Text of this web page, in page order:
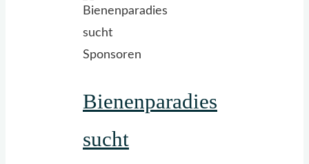
Bienenparadies
sucht